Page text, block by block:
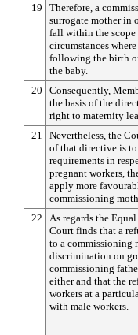
19
Therefore, a
surrogate mother in
fall within the
circumstances
following the birth or
the baby.
20
Consequently,
the basis of the
right to maternity
21
Nevertheless, the
of that directive is
requirements in
pregnant workers,
apply more
commissioning
22
As regards the
Court finds that a
to a commissioning
discrimination on
commissioning
either and that the
workers at a
with male workers.